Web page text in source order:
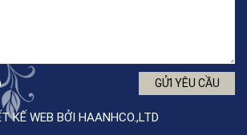
KẾ WEB BỞI HAANHCO.,LTD